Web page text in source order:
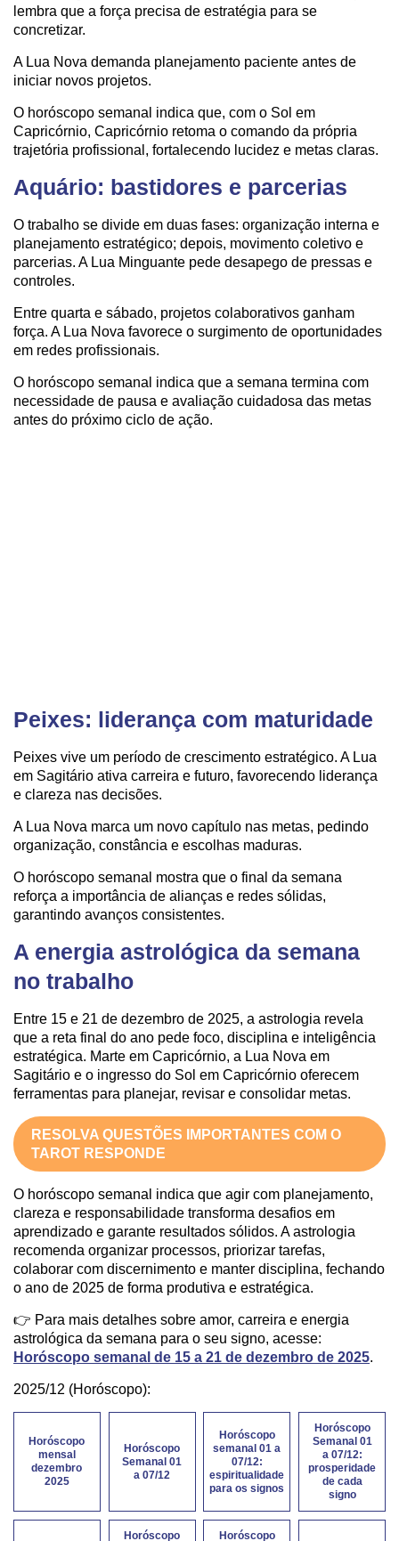
lembra que a força precisa de estratégia para se
concretizar.
A Lua Nova demanda planejamento paciente antes de
iniciar novos projetos.
O horóscopo semanal indica que, com o Sol em
Capricórnio, Capricórnio retoma o comando da própria
trajetória profissional, fortalecendo lucidez e metas claras.
Aquário: bastidores e parcerias
O trabalho se divide em duas fases: organização interna e
planejamento estratégico; depois, movimento coletivo e
parcerias. A Lua Minguante pede desapego de pressas e
controles.
Entre quarta e sábado, projetos colaborativos ganham
força. A Lua Nova favorece o surgimento de oportunidades
em redes profissionais.
O horóscopo semanal indica que a semana termina com
necessidade de pausa e avaliação cuidadosa das metas
antes do próximo ciclo de ação.
Peixes: liderança com maturidade
Peixes vive um período de crescimento estratégico. A Lua
em Sagitário ativa carreira e futuro, favorecendo liderança
e clareza nas decisões.
A Lua Nova marca um novo capítulo nas metas, pedindo
organização, constância e escolhas maduras.
O horóscopo semanal mostra que o final da semana
reforça a importância de alianças e redes sólidas,
garantindo avanços consistentes.
A energia astrológica da semana
no trabalho
Entre 15 e 21 de dezembro de 2025, a astrologia revela
que a reta final do ano pede foco, disciplina e inteligência
estratégica. Marte em Capricórnio, a Lua Nova em
Sagitário e o ingresso do Sol em Capricórnio oferecem
ferramentas para planejar, revisar e consolidar metas.
RESOLVA QUESTÕES IMPORTANTES COM O
TAROT RESPONDE
O horóscopo semanal indica que agir com planejamento,
clareza e responsabilidade transforma desafios em
aprendizado e garante resultados sólidos. A astrologia
recomenda organizar processos, priorizar tarefas,
colaborar com discernimento e manter disciplina, fechando
o ano de 2025 de forma produtiva e estratégica.
👉 Para mais detalhes sobre amor, carreira e energia
astrológica da semana para o seu signo, acesse:
Horóscopo semanal de 15 a 21 de dezembro de 2025.
2025/12 (Horóscopo):
Horóscopo
mensal
dezembro
2025
Horóscopo
Semanal 01
a 07/12
Horóscopo
semanal 01 a
07/12:
espiritualidade
para os signos
Horóscopo
Semanal 01
a 07/12:
prosperidade
de cada
signo
Horóscopo Horóscopo